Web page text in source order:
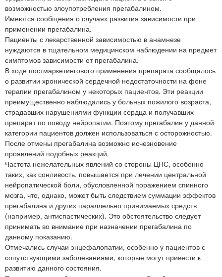
возможностью злоупотребления прегабалином.
Имеются сообщения о случаях развития зависимости при
применении прегабалина.
Пациенты с лекарственной зависимостью в анамнезе
нуждаются в тщательном медицинском наблюдении на предмет
симптомов зависимости от прегабалина.
В ходе постмаркетингового применения препарата сообщалось
о развитии хронической сердечной недостаточности на фоне
терапии прегабалином у некоторых пациентов. Эти реакции
преимущественно наблюдались у больных пожилого возраста,
страдавших нарушениями функции сердца и получавших
препарат по поводу нейропатии. Поэтому прегабалин у данной
категории пациентов должен использоваться с осторожностью.
После отмены прегабалина возможно исчезновение
проявлений подобных реакций.
Частота нежелательных явлений со стороны ЦНС, особенно
таких, как сонливость, повышается при лечении центральной
нейропатической боли, обусловленной поражением спинного
мозга, что, однако, может быть следствием суммации эффектов
прегабалина и других параллельно принимаемых средств
(например, антиспастических). Это обстоятельство следует
принимать во внимание при назначении прегабалина по
данному показанию.
Отмечались случаи энцефалопатии, особенно у пациентов с
сопутствующими заболеваниями, которые могут привести к
развитию данного состояния.